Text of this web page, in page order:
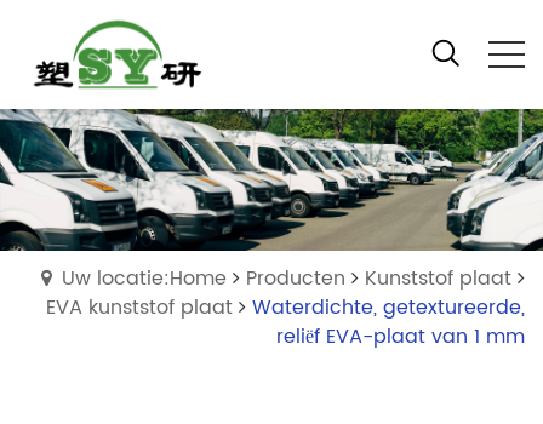
Uw locatie:Home Producten
Kunststof plaat
EVA kunststof plaat
Waterdichte, getextureerde,
reliëf EVA-plaat van 1 mm